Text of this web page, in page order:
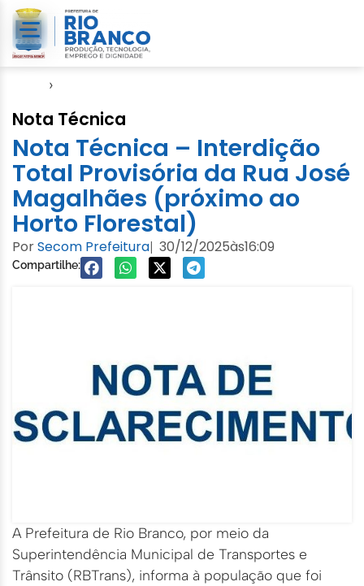
›
Nota Técnica
Nota Técnica – Interdição
Total Provisória da Rua José
Magalhães (próximo ao
Horto Florestal)
PorSecom Prefeitura| 30/12/2025às16:09
Compartilhe:
A Prefeitura de Rio Branco, por meio da
Superintendência Municipal de Transportes e
Trânsito (RBTrans), informa à população que foi